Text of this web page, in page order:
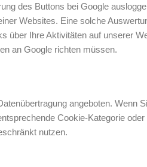
des Buttons bei Google
Websites. Eine solche
Ihre Aktivitäten auf unserer
an Google richten müssen.
angeboten. Wenn
Cookie-Kategorie
nutzen.